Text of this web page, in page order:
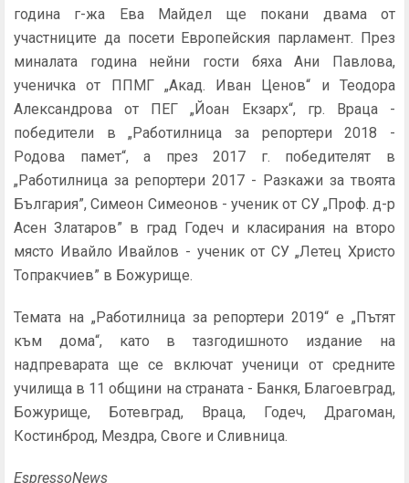
година г-жа Ева Майдел ще покани двама от
участниците да посети Европейския парламент. През
миналата година нейни гости бяха Ани Павлова,
ученичка от ППМГ „Акад. Иван Ценов“ и Теодора
Александрова от ПЕГ „Йоан Екзарх“, гр. Враца -
победители в „Работилница за репортери 2018 -
Родова памет“, а през 2017 г. победителят в
„Работилница за репортери 2017 - Разкажи за твоята
България”, Симеон Симеонов - ученик от СУ „Проф. д-р
Асен Златаров” в град Годеч и класирания на второ
място Ивайло Ивайлов - ученик от СУ „Летец Христо
Топракчиев” в Божурище.
Темата на „Работилница за репортери 2019“ е „Пътят
към дома“, като в тазгодишното издание на
надпреварата ще се включат ученици от средните
училища в 11 общини на страната - Банкя, Благоевград,
Божурище, Ботевград, Враца, Годеч, Драгоман,
Костинброд, Мездра, Своге и Сливница.
EspressoNews